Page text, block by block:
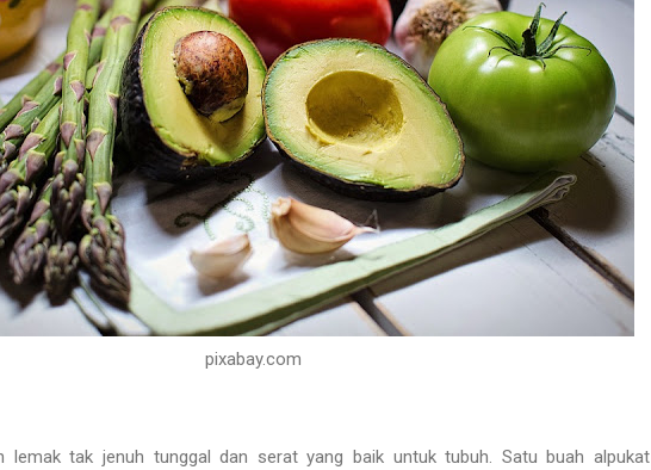
pixabay.com
lemak tak jenuh tunggal dan serat yang baik untuk tubuh. Satu buah alpukat